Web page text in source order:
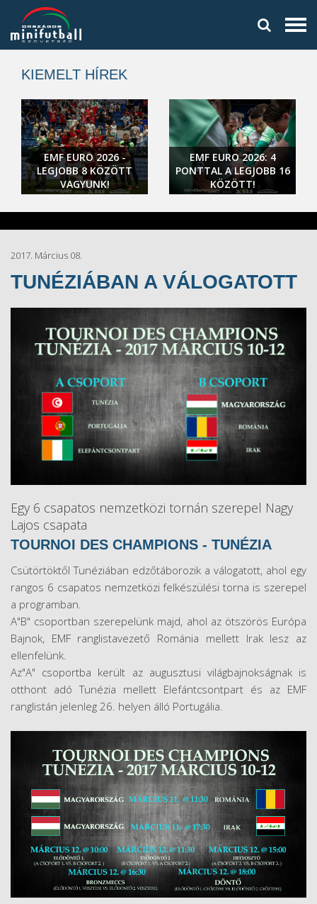
KIEMELT HÍREK
EMF EURO 2026 -
LEGJOBB 8 KÖZÖTT
VAGYUNK!
EMF EURO 2026: 4
PONTTAL A LEGJOBB 16
KÖZÖTT!
2017. Március 08.
TUNÉZIÁBAN A VÁLOGATOTT
Egy 6 csapatos nemzetközi tornán szerepel Nagy
Lajos csapata
TOURNOI DES CHAMPIONS - TUNÉZIA
Csütörtöktől Tunéziában edzőtáborozik a válogatott, ahol egy
rangos 6 csapatos nemzetközi felkészülési torna is szerepel
a programban.
A"B" csoportban szerepelünk majd, ahol az ötszörös Európa
Bajnok, EMF ranglistavezető Románia mellett Irak lesz az
ellenfelünk.
Az"A" csoportba került az augusztusi világbajnokságnak is
otthont adó Tunézia mellett Elefántcsontpart és az EMF
ranglistán jelenleg 26. helyen álló Portugália.